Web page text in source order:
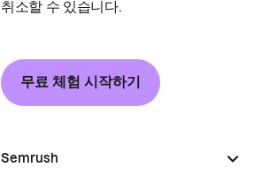
취소할 수 있습니다.
무료 체험 시작하기
Semrush